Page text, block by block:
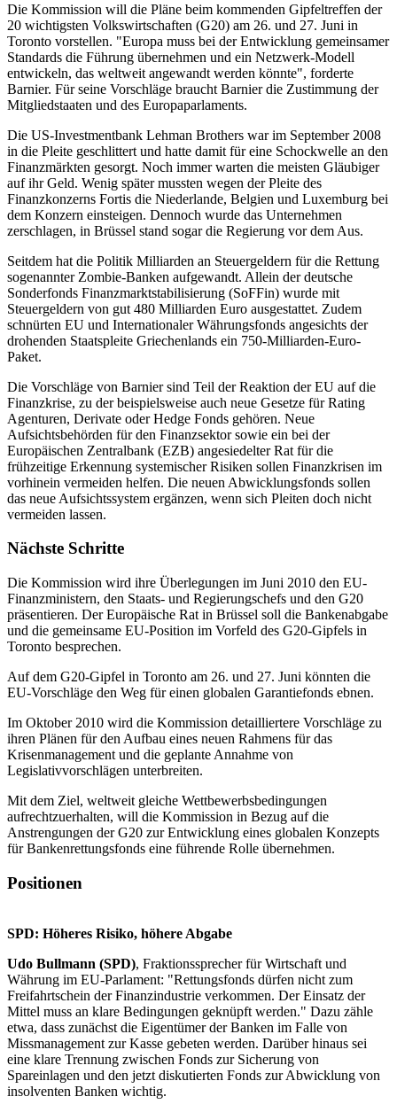
Die Kommission will die Pläne beim kommenden Gipfeltreffen der
20 wichtigsten Volkswirtschaften (G20) am 26. und 27. Juni in
Toronto vorstellen. "Europa muss bei der Entwicklung gemeinsamer
Standards die Führung übernehmen und ein Netzwerk-Modell
entwickeln, das weltweit angewandt werden könnte", forderte
Barnier. Für seine Vorschläge braucht Barnier die Zustimmung der
Mitgliedstaaten und des Europaparlaments.
Die US-Investmentbank Lehman Brothers war im September 2008
in die Pleite geschlittert und hatte damit für eine Schockwelle an den
Finanzmärkten gesorgt. Noch immer warten die meisten Gläubiger
auf ihr Geld. Wenig später mussten wegen der Pleite des
Finanzkonzerns Fortis die Niederlande, Belgien und Luxemburg bei
dem Konzern einsteigen. Dennoch wurde das Unternehmen
zerschlagen, in Brüssel stand sogar die Regierung vor dem Aus.
Seitdem hat die Politik Milliarden an Steuergeldern für die Rettung
sogenannter Zombie-Banken aufgewandt. Allein der deutsche
Sonderfonds Finanzmarktstabilisierung (SoFFin) wurde mit
Steuergeldern von gut 480 Milliarden Euro ausgestattet. Zudem
schnürten EU und Internationaler Währungsfonds angesichts der
drohenden Staatspleite Griechenlands ein 750-Milliarden-Euro-
Paket.
Die Vorschläge von Barnier sind Teil der Reaktion der EU auf die
Finanzkrise, zu der beispielsweise auch neue Gesetze für Rating
Agenturen, Derivate oder Hedge Fonds gehören. Neue
Aufsichtsbehörden für den Finanzsektor sowie ein bei der
Europäischen Zentralbank (EZB) angesiedelter Rat für die
frühzeitige Erkennung systemischer Risiken sollen Finanzkrisen im
vorhinein vermeiden helfen. Die neuen Abwicklungsfonds sollen
das neue Aufsichtssystem ergänzen, wenn sich Pleiten doch nicht
vermeiden lassen.
Nächste Schritte
Die Kommission wird ihre Überlegungen im Juni 2010 den EU-
Finanzministern, den Staats- und Regierungschefs und den G20
präsentieren. Der Europäische Rat in Brüssel soll die Bankenabgabe
und die gemeinsame EU-Position im Vorfeld des G20-Gipfels in
Toronto besprechen.
Auf dem G20-Gipfel in Toronto am 26. und 27. Juni könnten die
EU-Vorschläge den Weg für einen globalen Garantiefonds ebnen.
Im Oktober 2010 wird die Kommission detailliertere Vorschläge zu
ihren Plänen für den Aufbau eines neuen Rahmens für das
Krisenmanagement und die geplante Annahme von
Legislativvorschlägen unterbreiten.
Mit dem Ziel, weltweit gleiche Wettbewerbsbedingungen
aufrechtzuerhalten, will die Kommission in Bezug auf die
Anstrengungen der G20 zur Entwicklung eines globalen Konzepts
für Bankenrettungsfonds eine führende Rolle übernehmen.
Positionen
SPD: Höheres Risiko, höhere Abgabe
Udo Bullmann (SPD), Fraktionssprecher für Wirtschaft und
Währung im EU-Parlament: "Rettungsfonds dürfen nicht zum
Freifahrtschein der Finanzindustrie verkommen. Der Einsatz der
Mittel muss an klare Bedingungen geknüpft werden." Dazu zähle
etwa, dass zunächst die Eigentümer der Banken im Falle von
Missmanagement zur Kasse gebeten werden. Darüber hinaus sei
eine klare Trennung zwischen Fonds zur Sicherung von
Spareinlagen und den jetzt diskutierten Fonds zur Abwicklung von
insolventen Banken wichtig.